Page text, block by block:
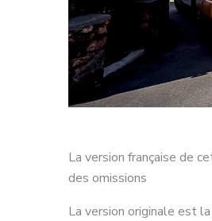
La version française de
des omissions
La version originale est la